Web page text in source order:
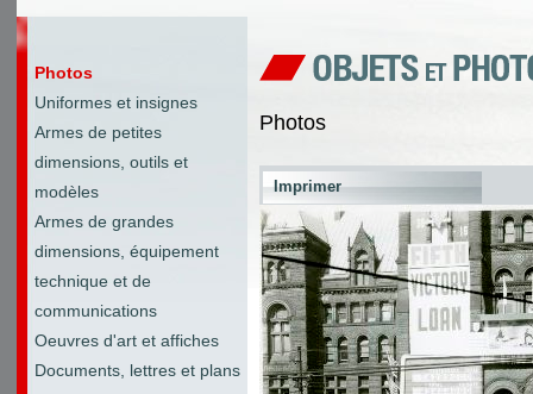
Photos
Uniformes et insignes
Armes de petites
dimensions, outils et
modèles
Armes de grandes
dimensions, équipement
technique et de
communications
Oeuvres d'art et affiches
Documents, lettres et plans
Photos
Imprimer